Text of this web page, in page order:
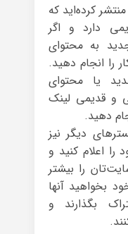
کرده‌اید که
دارد و اگر
به محتوای
را انجام دهید.
یا محتوای
و قدیمی لینک
دهید.
دیگر نیز
را اعلام کنید و
را بیشتر
بخواهید آنها
بگذارند و